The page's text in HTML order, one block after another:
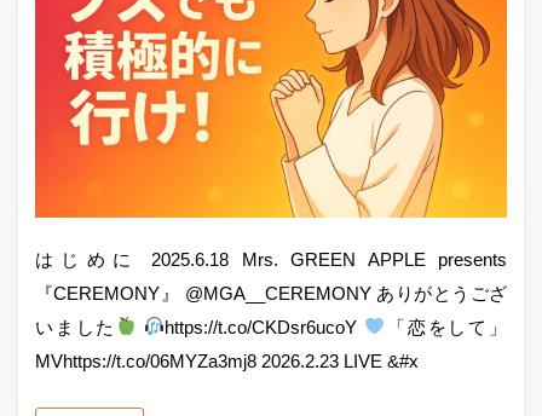
はじめに 2025.6.18 Mrs. GREEN APPLE presents
『CEREMONY』 @MGA__CEREMONY ありがとうござ
いました
https://t.co/CKDsr6ucoY
「恋をして」
MVhttps://t.co/06MYZa3mj8 2026.2.23 LIVE &#x